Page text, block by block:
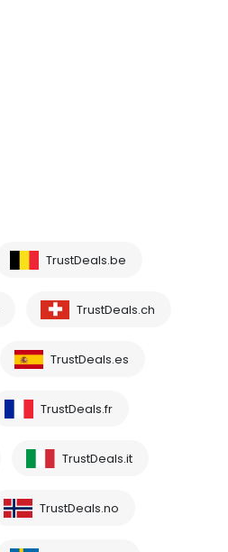
TrustDeals.be
TrustDeals.ch
TrustDeals.es
TrustDeals.fr
TrustDeals.it
TrustDeals.no